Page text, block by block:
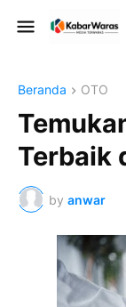
Beranda OTO
Terbaik
by anwar